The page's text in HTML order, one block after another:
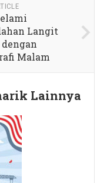
Langit
dengan
Malam
Lainnya